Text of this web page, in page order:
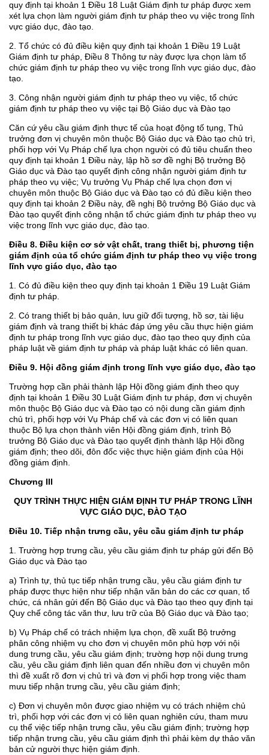
quy định tại khoản 1 Điều 18 Luật Giám định tư pháp được xem
xét lựa chọn làm người giám định tư pháp theo vụ việc trong lĩnh
vực giáo dục, đào tạo.
2. Tổ chức có đủ điều kiện quy định tại khoản 1 Điều 19 Luật
Giám định tư pháp, Điều 8 Thông tư này được lựa chọn làm tổ
chức giám định tư pháp theo vụ việc trong lĩnh vực giáo dục, đào
tạo.
3. Công nhận người giám định tư pháp theo vụ việc, tổ chức
giám định tư pháp theo vụ việc tại Bộ Giáo dục và Đào tạo
Căn cứ yêu cầu giám định thực tế của hoạt động tố tụng, Thủ
trưởng đơn vị chuyên môn thuộc Bộ Giáo dục và Đào tạo chủ trì,
phối hợp với Vụ Pháp chế lựa chọn người có đủ tiêu chuẩn theo
quy định tại khoản 1 Điều này, lập hồ sơ đề nghị Bộ trưởng Bộ
Giáo dục và Đào tạo quyết định công nhận người giám định tư
pháp theo vụ việc; Vụ trưởng Vụ Pháp chế lựa chọn đơn vị
chuyên môn thuộc Bộ Giáo dục và Đào tạo có đủ điều kiện theo
quy định tại khoản 2 Điều này, đề nghị Bộ trưởng Bộ Giáo dục và
Đào tạo quyết định công nhận tổ chức giám định tư pháp theo vụ
việc trong lĩnh vực giáo dục, đào tạo.
Điều 8. Điều kiện cơ sở vật chất, trang thiết bị, phương tiện
giám định của tổ chức giám định tư pháp theo vụ việc trong
lĩnh vực giáo dục, đào tạo
1. Có đủ điều kiện theo quy định tại khoản 1 Điều 19 Luật Giám
định tư pháp.
2. Có trang thiết bị bảo quản, lưu giữ đối tượng, hồ sơ, tài liệu
giám định và trang thiết bị khác đáp ứng yêu cầu thực hiện giám
định tư pháp trong lĩnh vực giáo dục, đào tạo theo quy định của
pháp luật về giám định tư pháp và pháp luật khác có liên quan.
Điều 9. Hội đồng giám định trong lĩnh vực giáo dục, đào tạo
Trường hợp cần phải thành lập Hội đồng giám định theo quy
định tại khoản 1 Điều 30 Luật Giám định tư pháp, đơn vị chuyên
môn thuộc Bộ Giáo dục và Đào tạo có nội dung cần giám định
chủ trì, phối hợp với Vụ Pháp chế và các đơn vị có liên quan
thuộc Bộ lựa chọn thành viên Hội đồng giám định, trình Bộ
trưởng Bộ Giáo dục và Đào tạo quyết định thành lập Hội đồng
giám định; theo dõi, đôn đốc việc thực hiện giám định của Hội
đồng giám định.
Chương III
QUY TRÌNH THỰC HIỆN GIÁM ĐỊNH TƯ PHÁP TRONG LĨNH
VỰC GIÁO DỤC, ĐÀO TẠO
Điều 10. Tiếp nhận trưng cầu, yêu cầu giám định tư pháp
1. Trường hợp trưng cầu, yêu cầu giám định tư pháp gửi đến Bộ
Giáo dục và Đào tạo
a) Trình tự, thủ tục tiếp nhận trưng cầu, yêu cầu giám định tư
pháp được thực hiện như tiếp nhận văn bản do các cơ quan, tổ
chức, cá nhân gửi đến Bộ Giáo dục và Đào tạo theo quy định tại
Quy chế công tác văn thư, lưu trữ của Bộ Giáo dục và Đào tạo;
b) Vụ Pháp chế có trách nhiệm lựa chọn, đề xuất Bộ trưởng
phân công nhiệm vụ cho đơn vị chuyên môn phù hợp với nội
dung trưng cầu, yêu cầu giám định; trường hợp nội dung trưng
cầu, yêu cầu giám định liên quan đến nhiều đơn vị chuyên môn
thì đề xuất rõ đơn vị chủ trì và đơn vị phối hợp trong việc tham
mưu tiếp nhận trưng cầu, yêu cầu giám định;
c) Đơn vị chuyên môn được giao nhiệm vụ có trách nhiệm chủ
trì, phối hợp với các đơn vị có liên quan nghiên cứu, tham mưu
cụ thể việc tiếp nhận trưng cầu, yêu cầu giám định; trường hợp
tiếp nhận trưng cầu, yêu cầu giám định thì phải kèm dự thảo văn
bản cử người thực hiện giám định.